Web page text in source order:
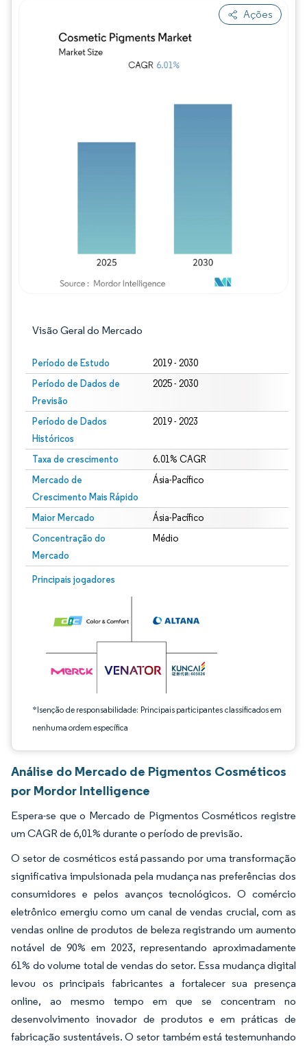
Ações
Visão Geral do Mercado
Período de Estudo 2019 - 2030
Período de Dados de
Previsão
2025 - 2030
Período de Dados
Históricos
2019 - 2023
Taxa de crescimento 6.01% CAGR
Mercado de
Crescimento Mais Rápido
Ásia-Pacífico
Maior Mercado Ásia-Pacífico
Concentração do
Mercado
Médio
Principais jogadores
*Isenção de responsabilidade: Principais participantes classificados em
nenhuma ordem específica
Imagem © Mordor Intelligence. O reuso requer atribuição conforme CC BY 4.0.
Análise do Mercado de Pigmentos Cosméticos
por Mordor Intelligence
Espera-se que o Mercado de Pigmentos Cosméticos registre
um CAGR de 6,01% durante o período de previsão.
O setor de cosméticos está passando por uma transformação
significativa impulsionada pela mudança nas preferências dos
consumidores e pelos avanços tecnológicos. O comércio
eletrônico emergiu como um canal de vendas crucial, com as
vendas online de produtos de beleza registrando um aumento
notável de 90% em 2023, representando aproximadamente
61% do volume total de vendas do setor. Essa mudança digital
levou os principais fabricantes a fortalecer sua presença
online, ao mesmo tempo em que se concentram no
desenvolvimento inovador de produtos e em práticas de
fabricação sustentáveis. O setor também está testemunhando